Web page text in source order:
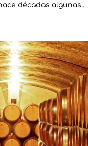
décadas algunas...